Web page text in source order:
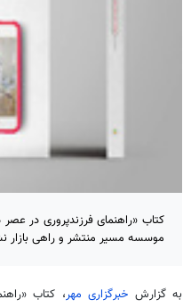
کتاب «راهنمای فرزندپروری در
موسسه مسیر منتشر و راهی بازار
به گزارش خبرگزاری مهر، کتاب